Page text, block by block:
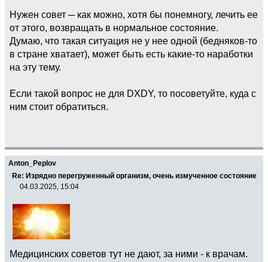
Нужен совет ─ как можно, хотя бы понемногу, лечить ее
от этого, возвращать в нормальное состояние.
Думаю, что такая ситуация не у нее одной (бедняков-то
в стране хватает), может быть есть какие-то наработки
на эту тему.
Если такой вопрос не для DXDY, то посоветуйте, куда с
ним стоит обратиться.
Anton_Peplov
Re: Изрядно перегруженный организм, очень измученное состояние
04.03.2025, 15:04
Медицинских советов тут не дают, за ними - к врачам.